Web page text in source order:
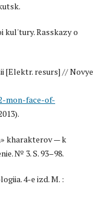
kul'tury. Rasskazy o
[Elektr. resurs] // Novye
mon-face-of-
kharakterov — k
№ 3. S. 93–98.
4-e izd. M. :